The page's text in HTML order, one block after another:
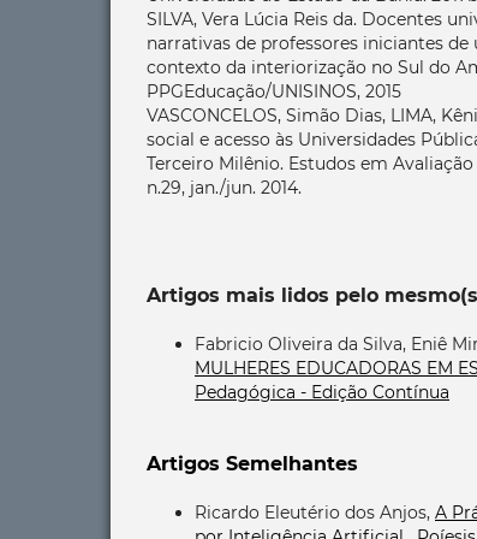
SILVA, Vera Lúcia Reis da. Docentes
narrativas de professores iniciantes
contexto da interiorização no Sul do
PPGEducação/UNISINOS, 2015
VASCONCELOS, Simão Dias, LIMA,
social e acesso às Universidades
Terceiro Milênio. Estudos em Avaliação
n.29, jan./jun. 2014.
Artigos mais lidos pelo
Fabricio Oliveira da Silva, Eniê
MULHERES EDUCADORAS EM
Pedagógica - Edição Contínua
Artigos Semelhantes
Ricardo Eleutério dos Anjos, A